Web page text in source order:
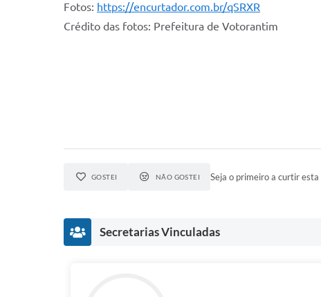
Fotos: https://encurtador.com.br/qSRXR
Crédito das fotos: Prefeitura de Votorantim
GOSTEI NÃO GOSTEI Seja o primeiro a curtir esta
Secretarias Vinculadas